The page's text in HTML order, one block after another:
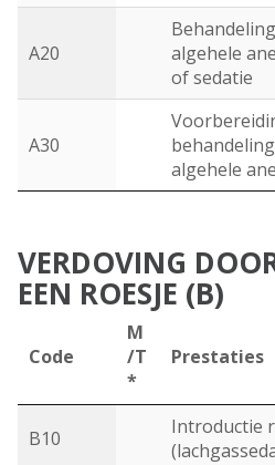
A20
algehele
of sedatie
A30
algehele
VERDOVING
EEN ROESJE (B)
Code
M
/T
*
Prestaties
B10
Introductie